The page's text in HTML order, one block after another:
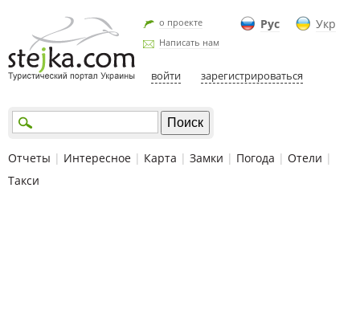
Рус Укр
о проекте
Написать нам
войти зарегистрироваться
Отчеты | Интересное | Карта | Замки | Погода | Отели |
Такси